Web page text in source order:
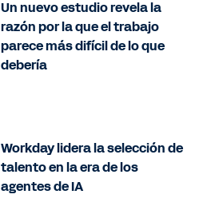
Un nuevo estudio revela la
razón por la que el trabajo
parece más difícil de lo que
debería
Workday lidera la selección de
talento en la era de los
agentes de IA